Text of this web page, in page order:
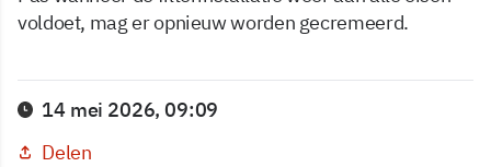
voldoet, mag er opnieuw worden gecremeerd.
14 mei 2026, 09:09
Delen